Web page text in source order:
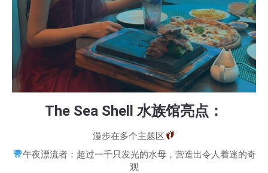
The Sea Shell 水族馆亮点：
漫步在多个主题区
午夜漂流者：超过一千只发光的水母，营造出令人着迷的奇
观